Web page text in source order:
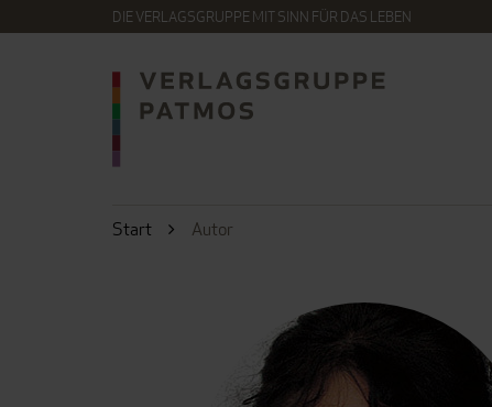
DIE VERLAGSGRUPPE MIT SINN FÜR DAS LEBEN
Start Autor